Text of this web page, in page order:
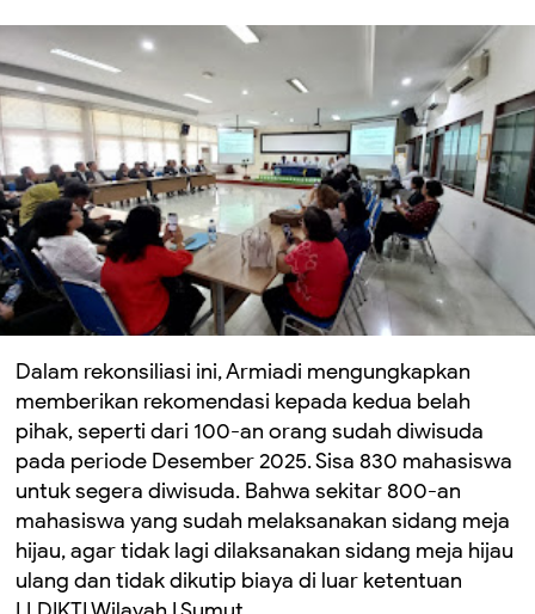
Dalam rekonsiliasi ini, Armiadi mengungkapkan
memberikan rekomendasi kepada kedua belah
pihak, seperti dari 100-an orang sudah diwisuda
pada periode Desember 2025. Sisa 830 mahasiswa
untuk segera diwisuda. Bahwa sekitar 800-an
mahasiswa yang sudah melaksanakan sidang meja
hijau, agar tidak lagi dilaksanakan sidang meja hijau
ulang dan tidak dikutip biaya di luar ketentuan